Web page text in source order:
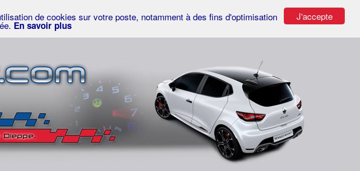
J'accepte
de cookies sur votre poste, notamment à des fins d'optimisation
En savoir plus